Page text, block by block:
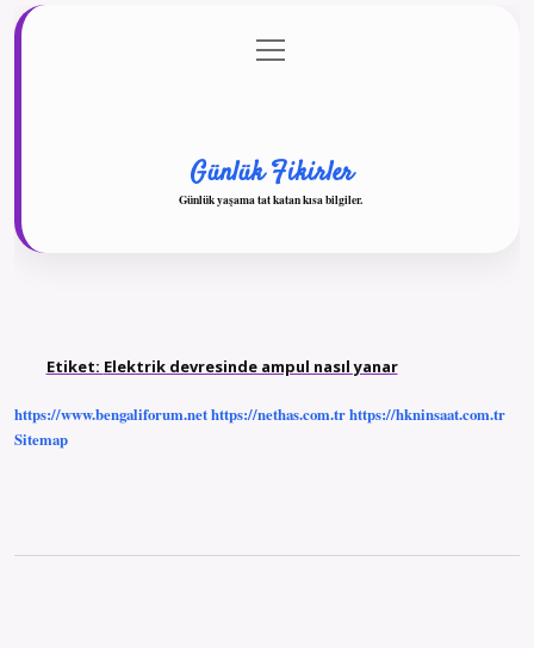
Gizlilik Politikası
menüyü
aç
Günlük Fikirler
Günlük yaşama tat katan kısa bilgiler.
Etiket: Elektrik devresinde ampul nasıl yanar
https://www.bengaliforum.nethttps://nethas.com.trhttps://hkninsaat.com.tr
Sitemap